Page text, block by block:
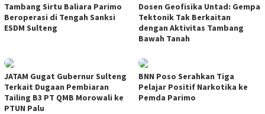
Tambang Sirtu Baliara Parimo
Beroperasi di Tengah Sanksi
ESDM Sulteng
Dosen Geofisika Untad: Gempa
Tektonik Tak Berkaitan
dengan Aktivitas Tambang
Bawah Tanah
JATAM Gugat Gubernur Sulteng
Terkait Dugaan Pembiaran
Tailing B3 PT QMB Morowali ke
PTUN Palu
BNN Poso Serahkan Tiga
Pelajar Positif Narkotika ke
Pemda Parimo